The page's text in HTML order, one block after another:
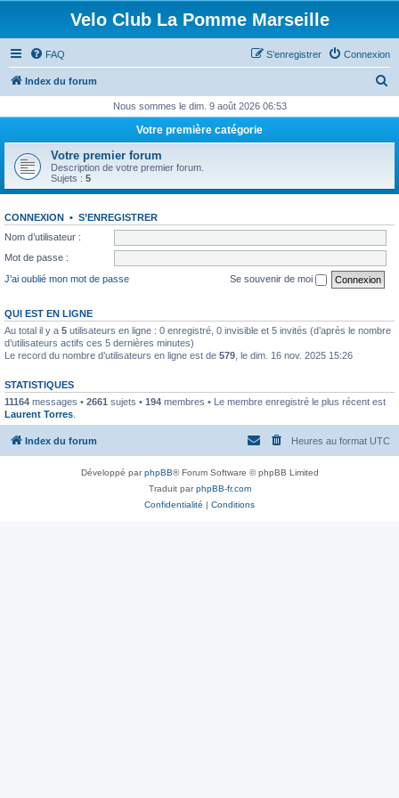
Velo Club La Pomme Marseille
FAQ Connexion
S’enregistrer
Index du forum
h
r
Nous sommes le dim. 9 août 2026 06:53
Votre première catégorie
Votre premier forum
Description de votre premier forum.
Sujets : 5
CONNEXION • S’ENREGISTRER
Nom d’utilisateur :
Mot de passe :
J’ai oublié mon mot de passe
Se souvenir de moi
QUI EST EN LIGNE
Au total il y a 5 utilisateurs en ligne : 0 enregistré, 0 invisible et 5 invités (d’après le nombre
d’utilisateurs actifs ces 5 dernières minutes)
Le record du nombre d’utilisateurs en ligne est de 579 , le dim. 16 nov. 2025 15:26
STATISTIQUES
11164 messages • 2661 sujets • 194 membres • Le membre enregistré le plus récent est
Laurent Torres
Index du forum Heures au format UTC
Développé parphpBB® Forum Software © phpBB Limited
Traduit parphpBB-fr.com
Confidentialité | Conditions